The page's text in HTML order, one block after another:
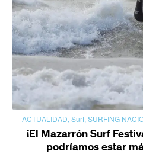
ACTUALIDAD, Surf, SURFING
¡El Mazarrón Surf
podríamos estar